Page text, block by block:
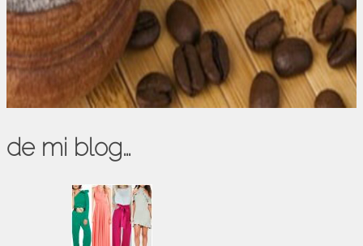
de mi blog…